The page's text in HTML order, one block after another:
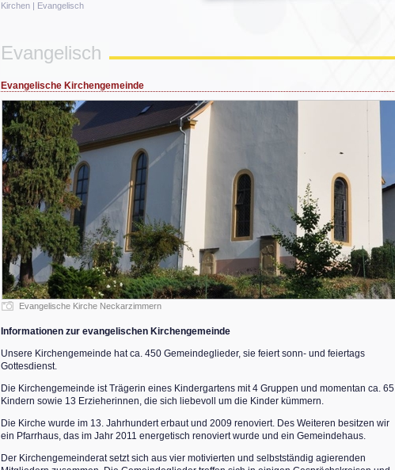
Kirchen| Evangelisch
Evangelisch
Evangelische Kirchengemeinde
Evangelische Kirche Neckarzimmern
Informationen zur evangelischen Kirchengemeinde
Unsere Kirchengemeinde hat ca. 450 Gemeindeglieder, sie feiert sonn- und feiertags
Gottesdienst.
Die Kirchengemeinde ist Trägerin eines Kindergartens mit 4 Gruppen und momentan ca. 65
Kindern sowie 13 Erzieherinnen, die sich liebevoll um die Kinder kümmern.
Die Kirche wurde im 13. Jahrhundert erbaut und 2009 renoviert. Des Weiteren besitzen wir
ein Pfarrhaus, das im Jahr 2011 energetisch renoviert wurde und ein Gemeindehaus.
Der Kirchengemeinderat setzt sich aus vier motivierten und selbstständig agierenden